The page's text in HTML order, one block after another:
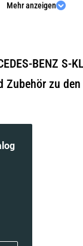
| 180 KW / 245
220.187) | 180 KW
Mehr anzeigen
BENZ S-
Zubehör zu